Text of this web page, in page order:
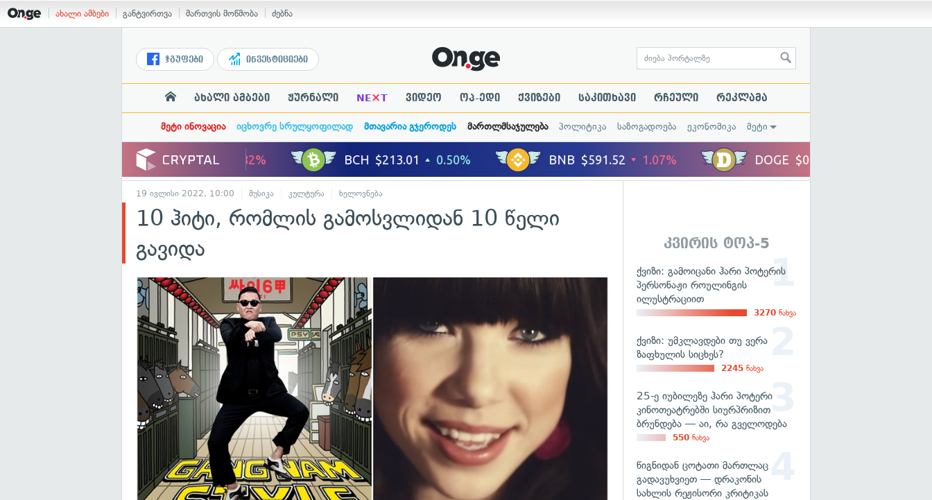
ახალი ამბები განტვირთვა მართვის მოწმობა ძებნა
ჯგუფები ინვესტიციები
ახალი ამბები ჟურნალი NE×T ვიდეო ოპ-ედი ქვიზები საკითხავი რჩეული რეკლამა
მეტი ინოვაცია იცხოვრე სრულყოფილად მთავარია გჯეროდეს მართლმსაჯულება პოლიტიკა საზოგადოება ეკონომიკა მეტი
19 ივლისი 2022, 10:00 მუსიკა კულტურა ხელოვნება
10 ჰიტი, რომლის გამოსვლიდან 10 წელი
გავიდა
კვირის ტოპ-5
ქვიზი: გამოიცანი ჰარი პოტერის
პერსონაჟი როულინგის
ილუსტრაციით
3270 ნახვა
ქვიზი: უმკლავდები თუ ვერა
ზაფხულის სიცხეს?
2245 ნახვა
25-ე იუბილეზე ჰარი პოტერი
კინოთეატრებში სიურპრიზით
ბრუნდება — აი, რა გველოდება
550 ნახვა
წიგნიდან ცოტათი მართლაც
გადავუხვიეთ — დრაკონის
სახლის რეჟისორი კრიტიკას